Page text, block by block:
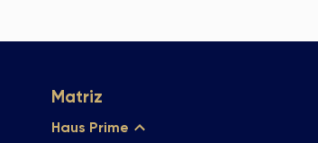
Matriz
Haus Prime